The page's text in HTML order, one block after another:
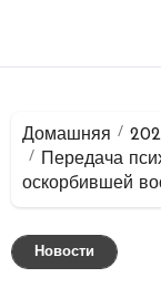
Домашняя
Передача
оскорбившей
Новости